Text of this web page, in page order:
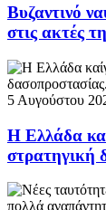
Βυζαντινό
στις ακτές
5 Αυγούστου
Η Ελλάδα
στρατηγική